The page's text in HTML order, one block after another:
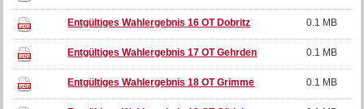
Entgültiges Wahlergebnis 16 OT Dobritz 0.1 MB
Entgültiges Wahlergebnis 17 OT Gehrden 0.1 MB
Entgültiges Wahlergebnis 18 OT Grimme 0.1 MB